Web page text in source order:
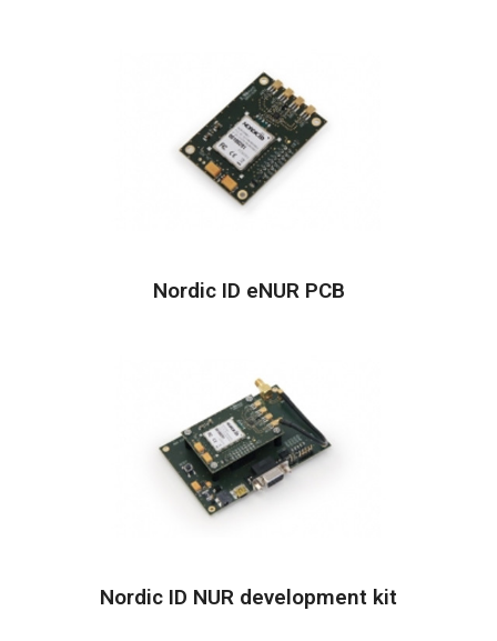
Nordic ID eNUR PCB
Nordic ID NUR development kit